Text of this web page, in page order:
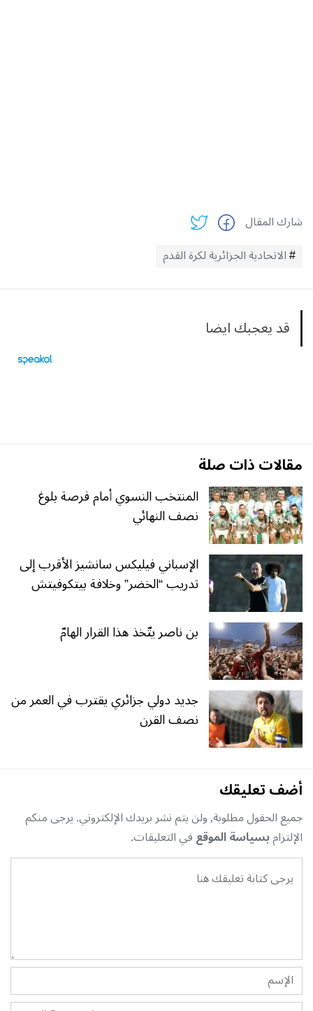
شارك المقال
الاتحادية الجزائرية لكرة القدم
قد يعجبك ايضا
مقالات ذات صلة
المنتخب النسوي أمام فرصة بلوغ
نصف النهائي
الإسباني فيليكس سانشيز الأقرب إلى
تدريب “الخضر” وخلافة بيتكوفيتش
بن ناصر يتّخذ هذا القرار الهامّ
جديد دولي جزائري يقترب في العمر من
نصف القرن
أضف تعليقك
جميع الحقول مطلوبة, ولن يتم نشر بريدك الإلكتروني. يرجى منكم
الإلتزامبسياسة الموقعفي التعليقات.